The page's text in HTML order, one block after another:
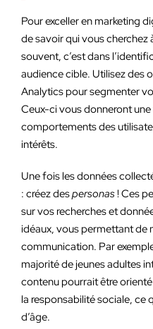
Pour exceller en marketing
de savoir qui vous cherchez
souvent, c’est dans
audience cible. Utilisez des
Analytics pour segmenter
Ceux-ci vous donneront une
comportements des
intérêts.
Une fois les données
: créez despersonas! Ces
sur vos recherches et
idéaux, vous permettant de
communication. Par
majorité de jeunes adultes
contenu pourrait être
la responsabilité sociale, ce
d’âge.